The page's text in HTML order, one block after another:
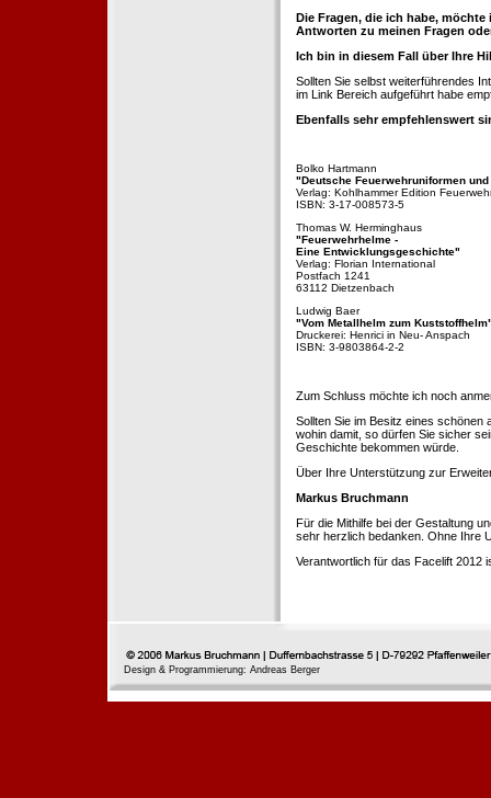
Die Fragen, die ich habe,
Antworten zu meinen Fragen
Ich bin in diesem Fall über Ihre
Sollten Sie selbst weiterführendes
im Link Bereich aufgeführt habe
Ebenfalls sehr empfehlenswert
Bolko Hartmann
"Deutsche Feuerwehruniformen
Verlag: Kohlhammer Edition
ISBN: 3-17-008573-5
Thomas W. Herminghaus
"Feuerwehrhelme -
Eine Entwicklungsgeschichte"
Verlag: Florian International
Postfach 1241
63112 Dietzenbach
Ludwig Baer
"Vom Metallhelm zum
Druckerei: Henrici in Neu- Anspach
ISBN: 3-9803864-2-2
Zum Schluss möchte ich noch
Sollten Sie im Besitz eines schönen
wohin damit, so dürfen Sie sicher
Geschichte bekommen würde.
Über Ihre Unterstützung zur
Markus Bruchmann
Für die Mithilfe bei der Gestaltung
sehr herzlich bedanken. Ohne Ihre
Verantwortlich für das Facelift 2012
Design & Programmierung: Andreas Berger